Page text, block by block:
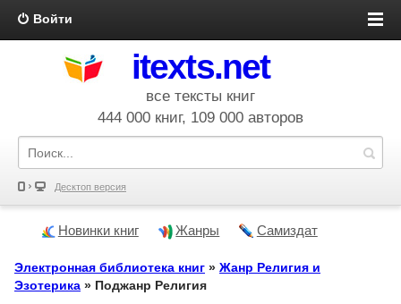
Войти
itexts.net
все тексты книг
444 000 книг, 109 000 авторов
Десктоп версия
Новинки книг Жанры Самиздат
Электронная библиотека книг » Жанр Религия и
Эзотерика » Поджанр Религия